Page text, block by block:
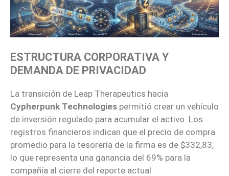
ESTRUCTURA CORPORATIVA Y
DEMANDA DE PRIVACIDAD
La transición de Leap Therapeutics hacia
Cypherpunk Technologies permitió crear un vehículo
de inversión regulado para acumular el activo. Los
registros financieros indican que el precio de compra
promedio para la tesorería de la firma es de $332,83,
lo que representa una ganancia del 69% para la
compañía al cierre del reporte actual.